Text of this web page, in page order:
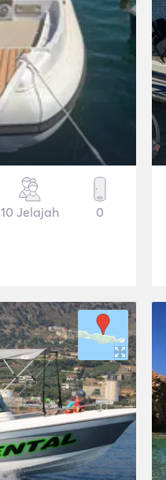
10 Jelajah 0